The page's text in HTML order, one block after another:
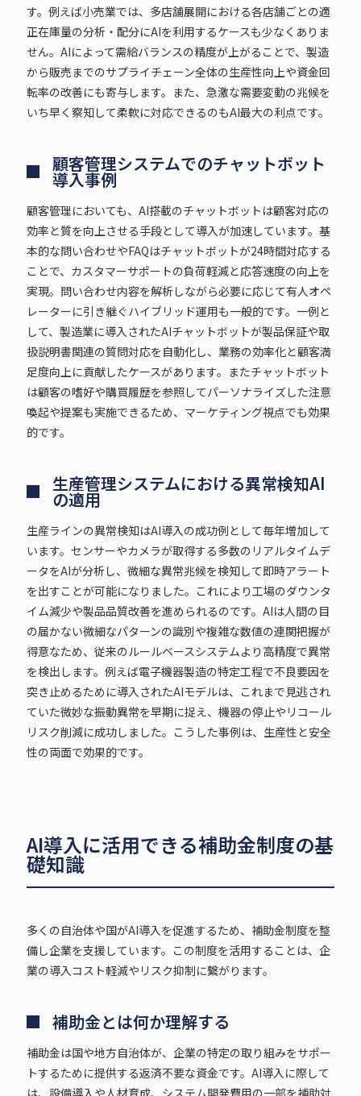
す。例えば小売業では、多店舗展開における各店舗ごとの適
正在庫量の分析・配分にAIを利用するケースも少なくありま
せん。AIによって需給バランスの精度が上がることで、製造
から販売までのサプライチェーン全体の生産性向上や資金回
転率の改善にも寄与します。また、急激な需要変動の兆候を
いち早く察知して柔軟に対応できるのもAI最大の利点です。
顧客管理システムでのチャットボット
導入事例
顧客管理においても、AI搭載のチャットボットは顧客対応の
効率と質を向上させる手段として導入が加速しています。基
本的な問い合わせやFAQはチャットボットが24時間対応する
ことで、カスタマーサポートの負荷軽減と応答速度の向上を
実現。問い合わせ内容を解析しながら必要に応じて有人オペ
レーターに引き継ぐハイブリッド運用も一般的です。一例と
して、製造業に導入されたAIチャットボットが製品保証や取
扱説明書関連の質問対応を自動化し、業務の効率化と顧客満
足度向上に貢献したケースがあります。またチャットボット
は顧客の嗜好や購買履歴を参照してパーソナライズした注意
喚起や提案も実施できるため、マーケティング視点でも効果
的です。
生産管理システムにおける異常検知AI
の適用
生産ラインの異常検知はAI導入の成功例として毎年増加して
います。センサーやカメラが取得する多数のリアルタイムデ
ータをAIが分析し、微細な異常兆候を検知して即時アラート
を出すことが可能になりました。これにより工場のダウンタ
イム減少や製品品質改善を進められるのです。AIは人間の目
の届かない微細なパターンの識別や複雑な数値の連関把握が
得意なため、従来のルールベースシステムより高精度で異常
を検出します。例えば電子機器製造の特定工程で不良要因を
突き止めるために導入されたAIモデルは、これまで見逃され
ていた微妙な振動異常を早期に捉え、機器の停止やリコール
リスク削減に成功しました。こうした事例は、生産性と安全
性の両面で効果的です。
AI導入に活用できる補助金制度の基
礎知識
多くの自治体や国がAI導入を促進するため、補助金制度を整
備し企業を支援しています。この制度を活用することは、企
業の導入コスト軽減やリスク抑制に繋がります。
補助金とは何か理解する
補助金は国や地方自治体が、企業の特定の取り組みをサポー
トするために提供する返済不要な資金です。AI導入に際して
は、設備導入や人材育成、システム開発費用の一部を補助対